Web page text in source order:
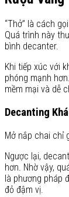
“Thở” là cách
Quá trình này
bình decanter.
Khi tiếp xúc với
phóng mạnh
mềm mại và dễ
Decanting
Mở nắp chai chỉ
Ngược lại,
hơn. Nhờ vậy,
là phương pháp
đỏ đậm vị.